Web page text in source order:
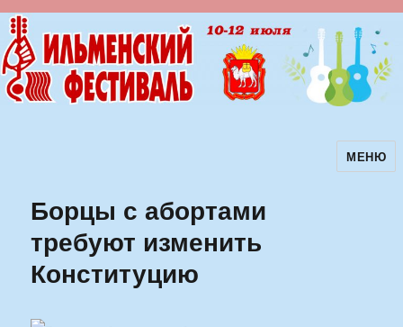
Ильменский фестиваль авторскойМЕНЮ
Борцы с абортами
требуют изменить
Конституцию